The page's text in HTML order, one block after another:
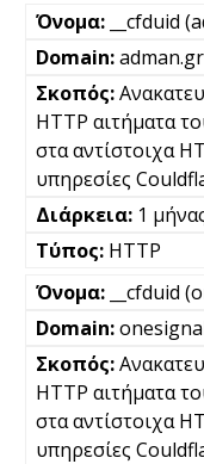
__cfduid
adman.gr
HTTP αιτήματα
στα αντίστοιχα
υπηρεσίες
1
HTTP
__cfduid
HTTP αιτήματα
στα αντίστοιχα
υπηρεσίες